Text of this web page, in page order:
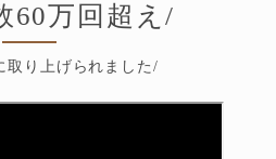
り上げられました/
60万回超え/